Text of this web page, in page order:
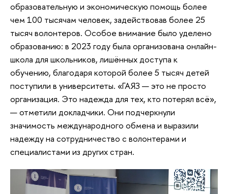
образовательную и экономическую помощь более
чем 100 тысячам человек, задействовав более 25
тысяч волонтеров. Особое внимание было уделено
образованию: в 2023 году была организована онлайн-
школа для школьников, лишённых доступа к
обучению, благодаря которой более 5 тысяч детей
поступили в университеты. «ГАЯЗ — это не просто
организация. Это надежда для тех, кто потерял всё»,
— отметили докладчики. Они подчеркнули
значимость международного обмена и выразили
надежду на сотрудничество с волонтерами и
специалистами из других стран.